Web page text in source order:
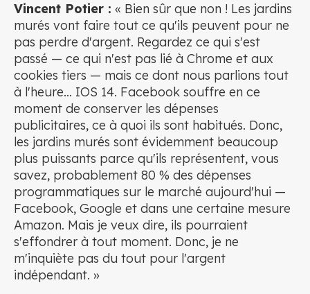
Vincent Potier : « Bien sûr que non ! Les jardins
murés vont faire tout ce qu'ils peuvent pour ne
pas perdre d'argent. Regardez ce qui s'est
passé — ce qui n'est pas lié à Chrome et aux
cookies tiers — mais ce dont nous parlions tout
à l'heure... IOS 14. Facebook souffre en ce
moment de conserver les dépenses
publicitaires, ce à quoi ils sont habitués. Donc,
les jardins murés sont évidemment beaucoup
plus puissants parce qu'ils représentent, vous
savez, probablement 80 % des dépenses
programmatiques sur le marché aujourd'hui —
Facebook, Google et dans une certaine mesure
Amazon. Mais je veux dire, ils pourraient
s'effondrer à tout moment. Donc, je ne
m'inquiète pas du tout pour l'argent
indépendant. »